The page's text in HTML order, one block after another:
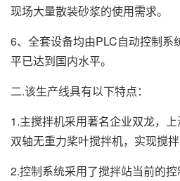
现场大量散装砂浆的使用需求。
6、全套设备均由PLC自动控制系
平已达到国内水平。
二.该生产线具有以下特点：
1.主搅拌机采用著名企业双龙，
双轴无重力桨叶搅拌机，实现搅
2.控制系统采用了搅拌站当前的